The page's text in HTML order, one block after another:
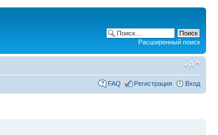
Расширенный поиск
FAQ Регистрация Вход